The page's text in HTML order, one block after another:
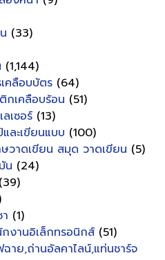
(33)
(1,144)
คลือบบัตร (64)
กเคลือบร้อน (51)
เซอร์ (13)
ละเขียนแบบ (100)
ษวาดเขียน สมุด วาดเขียน (5)
น (24)
(39)
(1)
งานอิเล็กทรอนิกส์ (51)
ฉาย,ถ่านอัลคาไลน์,แท่นชาร์จ